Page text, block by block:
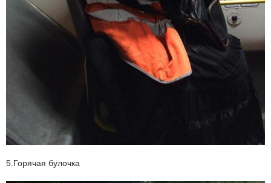
5.Горячая булочка